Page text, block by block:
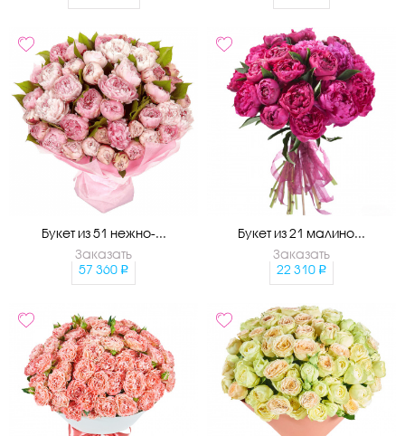
Букет из 51 нежно-...
Заказать
57 360
Букет из 21 малино...
Заказать
22 310